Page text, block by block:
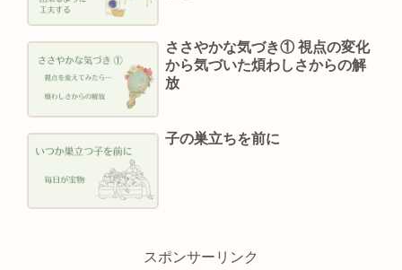
ささやかな気づき① 視点の変化
から気づいた煩わしさからの解
放
子の巣立ちを前に
スポンサーリンク